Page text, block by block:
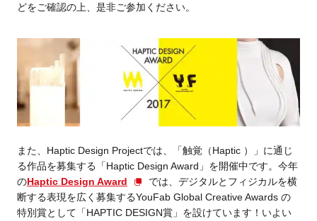
どをご確認の上、是非ご参加ください。
また、Haptic Design Projectでは、「触覚（Haptic ）」に通じ
る作品を募集する「Haptic Design Award」を開催中です。今年
のHaptic Design Award
では、デジタルとフィジカルを横
断する表現を広く募集するYouFab Global Creative Awards の
特別賞として「HAPTIC DESIGN賞」を設けています！いよい